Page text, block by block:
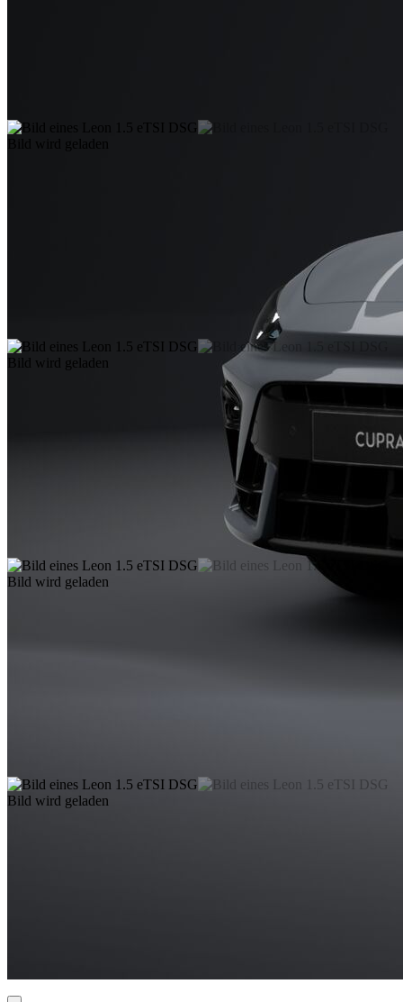
Bild wird geladen
Bild wird geladen
Bild wird geladen